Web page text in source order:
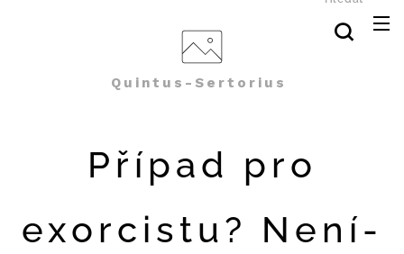
Quintus-Sertorius
Případ pro
exorcistu? Není-